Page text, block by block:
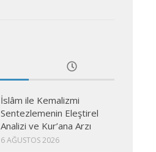
İslâm ile Kemalizmi
Sentezlemenin Eleştirel
Analizi ve Kur’ana Arzı
6 AĞUSTOS 2026